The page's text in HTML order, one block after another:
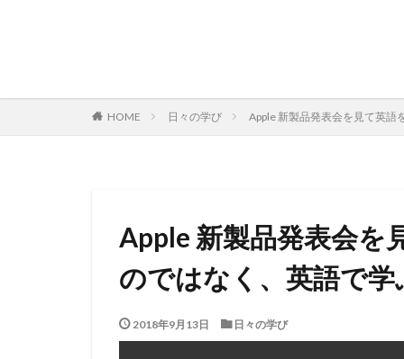
HOME 日々の学び Apple 新製品発表会を見て英語
Apple 新製品発表会を
のではなく、英語で学
2018年9月13日 日々の学び